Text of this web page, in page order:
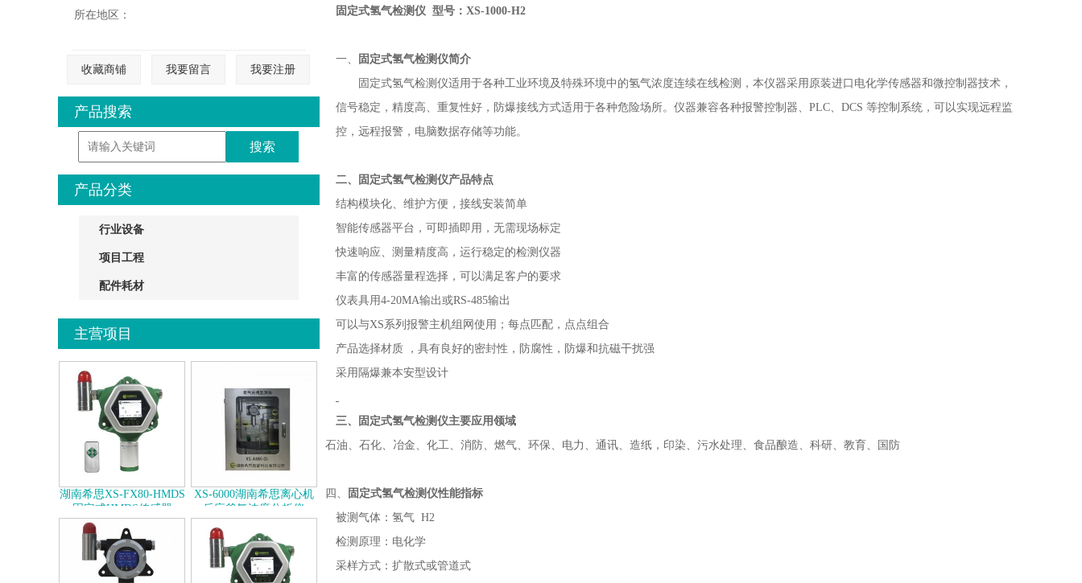
所在地区：
收藏商铺 我要留言 我要注册
产品搜索
产品分类
行业设备
项目工程
配件耗材
主营项目
湖南希思XS-FX80-HMDS
固定式HMDS传感器
XS-6000湖南希思离心机
反应釜氧浓度分析仪
固定式氢气检测仪 型号： XS-1000-H2
一、
固定式氢气检测仪简介
固定式氢气检测仪适用于各种工业环境及特殊环境中的氢气浓度连续在线检测，本仪器采用原装进口电化学传感器和微控制器技术，
信号稳定，精度高、重复性好，防爆接线方式适用于各种危险场所。仪器兼容各种报警控制器、 PLC、DCS 等控制系统，可以实现远程监
控，远程报警，电脑数据存储等功能。
二、固定式氢气检测仪产品特点
结构模块化、维护方便，接线安装简单
智能传感器平台，可即插即用，无需现场标定
快速响应、测量精度高，运行稳定的检测仪器
丰富的传感器量程选择，可以满足客户的要求
仪表具用4-20MA输出或RS-485输出
可以与XS系列报警主机组网使用；每点匹配，点点组合
产品选择材质 ，具有良好的密封性，防腐性，防爆和抗磁干扰强
采用隔爆兼本安型设计
三、 固定式氢气检测仪主要应用领域
石油、石化、冶金、化工、消防、燃气、环保、电力、通讯、造纸，印染、污水处理、食品酿造、科研、教育、国防
四、 固定式氢气检测仪性能指标
被测气体： 氢气 H2
检测原理： 电化学
采样方式：扩散式或管道式